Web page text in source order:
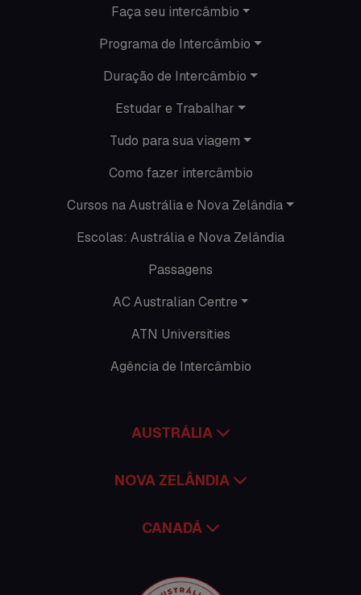
Intercâmbio de férias
Minhas histórias na Austrália
Nova Zelândia
O que acontece na AC
Passeios
Promoções
Time Lapses
Faça seu intercâmbio
Programa de Intercâmbio
Duração de Intercâmbio
Estudar e Trabalhar
Tudo para sua viagem
Como fazer intercâmbio
Cursos na Austrália e Nova Zelândia
Escolas: Austrália e Nova Zelândia
Passagens
AC Australian Centre
ATN Universities
Agência de Intercâmbio
AUSTRÁLIA
NOVA ZELÂNDIA
CANADÁ